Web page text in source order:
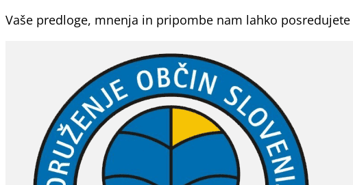
Vaše predloge, mnenja in pripombe nam lahko posredujete